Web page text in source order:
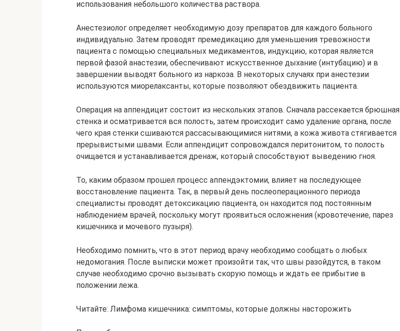
использования небольшого количества раствора.
Анестезиолог определяет необходимую дозу препаратов для каждого больного
индивидуально. Затем проводят премедикацию для уменьшения тревожности
пациента с помощью специальных медикаментов, индукцию, которая является
первой фазой анастезии, обеспечивают искусственное дыхание (интубацию) и в
завершении выводят больного из наркоза. В некоторых случаях при анестезии
используются миорелаксанты, которые позволяют обездвижить пациента.
Операция на аппендицит состоит из нескольких этапов. Сначала рассекается брюшная
стенка и осматривается вся полость, затем происходит само удаление органа, после
чего края стенки сшиваются рассасывающимися нитями, а кожа живота стягивается
прерывистыми швами. Если аппендицит сопровождался перитонитом, то полость
очищается и устанавливается дренаж, который способствуют выведению гноя.
То, каким образом прошел процесс аппендэктомии, влияет на последующее
восстановление пациента. Так, в первый день послеоперационного периода
специалисты проводят детоксикацию пациента, он находится под постоянным
наблюдением врачей, поскольку могут проявиться осложнения (кровотечение, парез
кишечника и мочевого пузыря).
Необходимо помнить, что в этот период врачу необходимо сообщать о любых
недомогания. После выписки может произойти так, что швы разойдутся, в таком
случае необходимо срочно вызывать скорую помощь и ждать ее прибытие в
положении лежа.
Читайте: Лимфома кишечника: симптомы, которые должны насторожить